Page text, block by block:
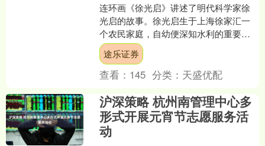
连环画《徐光启》讲述了明代科学家徐
光启的故事。徐光启生于上海徐家汇一
个农民家庭，自幼便深知水利的重要
性，他考中进士后提议测三大流域水
道，晚年又编《农政全书》。他....
途乐证券
查看： 145 分类： 天盛优配
沪深策略 杭州南管理中心多
形式开展元宵节志愿服务活
动